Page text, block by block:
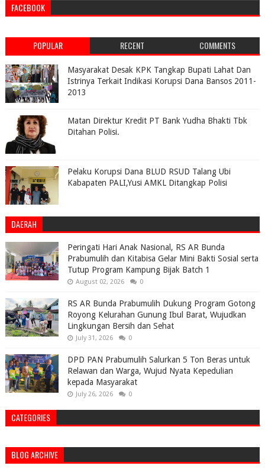
FACEBOOK
POPULAR RECENT COMMENTS
Masyarakat Desak KPK Tangkap Bupati Lahat Dan
Istrinya Terkait Indikasi Korupsi Dana Bansos 2011-
2013
Matan Direktur Kredit PT Bank Yudha Bhakti Tbk
Ditahan Polisi.
Pelaku Korupsi Dana BLUD RSUD Talang Ubi
Kabapaten PALI,Yusi AMKL Ditangkap Polisi
DAERAH
Peringati Hari Anak Nasional, RS AR Bunda
Prabumulih dan Kitabisa Gelar Mini Bakti Sosial serta
Tutup Program Kampung Bijak Batch 1
August 02, 2026 0
RS AR Bunda Prabumulih Dukung Program Gotong
Royong Kelurahan Gunung Ibul Barat, Wujudkan
Lingkungan Bersih dan Sehat
July 31, 2026 0
DPD PAN Prabumulih Salurkan 5 Ton Beras untuk
Relawan dan Warga, Wujud Nyata Kepedulian
kepada Masyarakat
July 26, 2026 0
CATEGORIES
BLOG ARCHIVE